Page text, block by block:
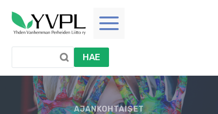
sisältöön
HAE
AJANKOHTAISET